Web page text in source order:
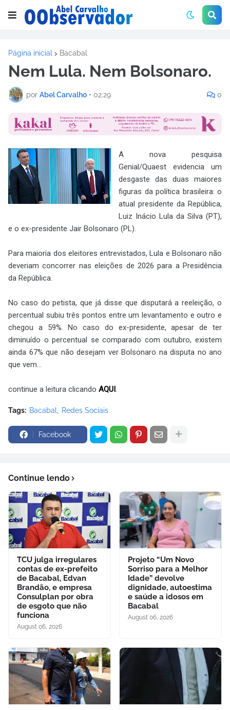
Página inicial Bacabal
Nem Lula. Nem Bolsonaro.
por Abel Carvalho • 02:29 0
A nova pesquisa
Genial/Quaest evidencia um
desgaste das duas maiores
figuras da política brasileira: o
atual presidente da República,
Luiz Inácio Lula da Silva (PT),
e o ex-presidente Jair Bolsonaro (PL).
Para maioria dos eleitores entrevistados, Lula e Bolsonaro não
deveriam concorrer nas eleições de 2026 para a Presidência
da República.
No caso do petista, que já disse que disputará a reeleição, o
percentual subiu três pontos entre um levantamento e outro e
chegou a 59%. No caso do ex-presidente, apesar de ter
diminuído o percentual se comparado com outubro, existem
ainda 67% que não desejam ver Bolsonaro na disputa no ano
que vem...
continue a leitura clicando AQUI.
Tags: Bacabal Redes Sociais
Facebook
Continue lendo
TCU julga irregulares
contas de ex-prefeito
de Bacabal, Edvan
Brandão, e empresa
Consulplan por obra
de esgoto que não
funciona
August 06, 2026
Projeto “Um Novo
Sorriso para a Melhor
Idade” devolve
dignidade, autoestima
e saúde a idosos em
Bacabal
August 06, 2026